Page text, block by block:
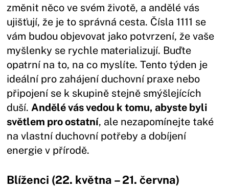
změnit něco ve svém životě, a andělé vás
ujišťují, že je to správná cesta. Čísla 1111 se
vám budou objevovat jako potvrzení, že vaše
myšlenky se rychle materializují. Buďte
opatrní na to, na co myslíte. Tento týden je
ideální pro zahájení duchovní praxe nebo
připojení se k skupině stejně smýšlejících
duší.Andělé vás vedou k tomu, abyste byli
světlem pro ostatní, ale nezapomínejte také
na vlastní duchovní potřeby a dobíjení
energie v přírodě.
Blíženci (22. května – 21. června)